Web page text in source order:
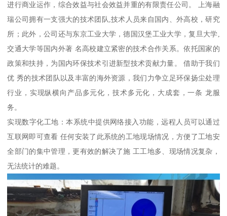
进行商业运作，综合效益与社会效益并重的有限责任公司。 上海融
瑞公司拥有一支强大的技术团队,技术人员来自国内、外高校，研究
所；此外，公司还与东京工业大学，德国汉堡工业大学，复旦大学,
交通大学等国内外著 名高校建立紧密的技术合作关系。依托国家的
政策和扶持，为国内环保技术引进新型技术贡献力量。 借助于我们
优 秀的技术团队以及丰富的海外资源，我们力争立足环保扬尘处理
行业，实现纵横向产品多元化，技术多元化，大成套，一条 龙服
务。
实现数字化工地：本系统中提供网络接入功能，远程人员可以通过
互联网即可查看 任何安装了此系统的工地现场情况，方便了工地安
全部门的集中管理，更有效的解决了施 工工地多、现场情况复杂，
无法统计的难题。